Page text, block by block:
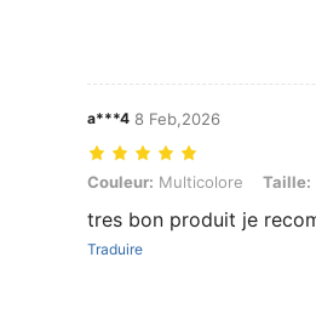
a***4 8 Feb,2026
Couleur: Multicolore, Taille: gris
Couleur: Multicolore Taille:
tres bon produit je
Traduire